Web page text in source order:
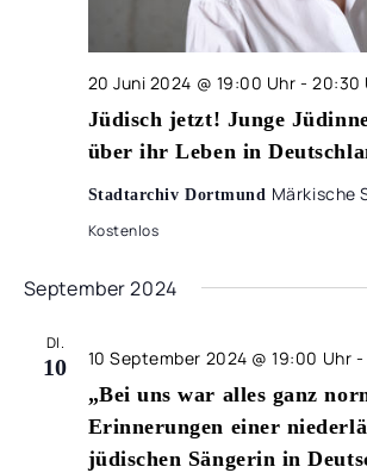
Jüdisch jetzt! Junge
über ihr Leben in
20 Juni 2024 @ 19:00 Uhr -20:30
Stadtarchiv Dortmund Märkische
Kostenlos
September 2024
DI.
10
„Bei uns war alles ganz
Erinnerungen einer
jüdischen Sängerin in
10 September 2024 @ 19:00 Uhr -